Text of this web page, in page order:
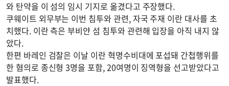
와 탄약을 이 섬의 임시 기지로 옮겼다고 주장했다.
쿠웨이트 외무부는 이번 침투와 관련, 자국 주재 이란 대사를 초
치했다. 이란 측은 부비얀 섬 침투와 관련해 입장을 아직 내지 않
았다.
한편 바레인 검찰은 이날 이란 혁명수비대에 포섭돼 간첩행위를
한 혐의로 종신형 3명을 포함, 20여명이 징역형을 선고받았다고
발표했다.